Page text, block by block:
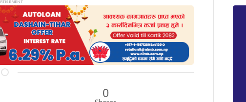
0